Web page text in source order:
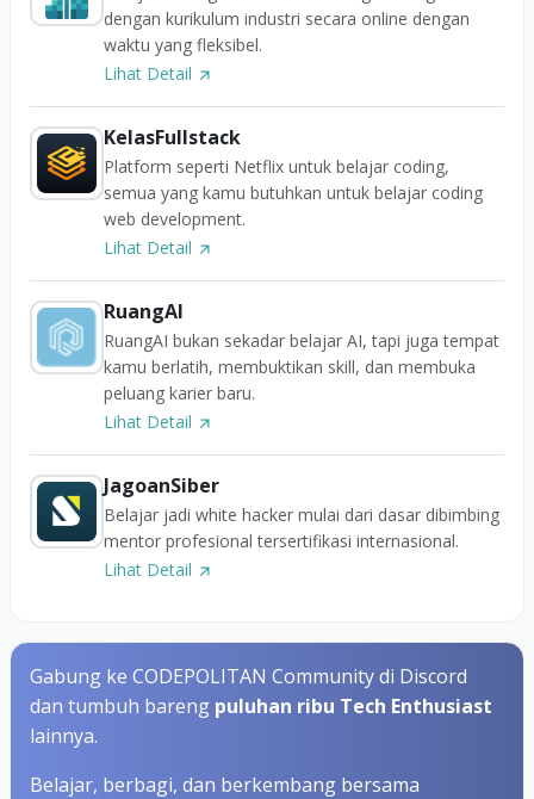
dengan kurikulum industri secara online dengan
waktu yang fleksibel.
Lihat Detail
KelasFullstack
Platform seperti Netflix untuk belajar coding,
semua yang kamu butuhkan untuk belajar coding
web development.
Lihat Detail
RuangAI
RuangAI bukan sekadar belajar AI, tapi juga tempat
kamu berlatih, membuktikan skill, dan membuka
peluang karier baru.
Lihat Detail
JagoanSiber
Belajar jadi white hacker mulai dari dasar dibimbing
mentor profesional tersertifikasi internasional.
Lihat Detail
Gabung ke CODEPOLITAN Community di Discord
dan tumbuh bareng puluhan ribu Tech Enthusiast
lainnya.
Belajar, berbagi, dan berkembang bersama